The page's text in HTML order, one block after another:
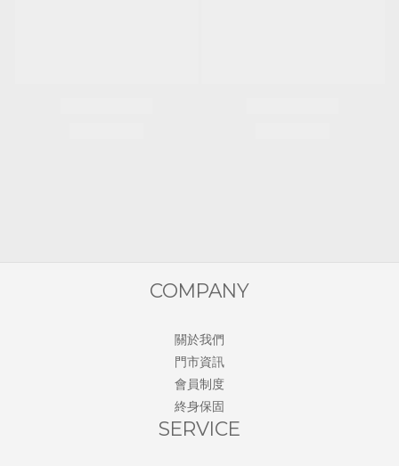
COMPANY
關於我們
門市資訊
會員制度
終身保固
SERVICE